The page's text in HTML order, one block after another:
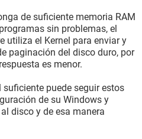
de suficiente memoria RAM
sin problemas, el
utiliza el Kernel para enviar y
paginación del disco duro, por
es menor.
puede seguir estos
de su Windows y
disco y de esa manera